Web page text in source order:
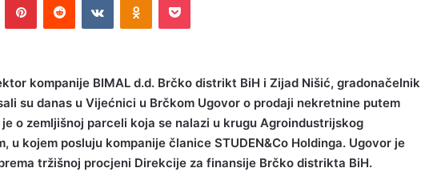
kompanije BIMAL d.d. Brčko distrikt BiH i Zijad Nišić, gradonačelnik
su danas u Vijećnici u Brčkom Ugovor o prodaji nekretnine putem
o zemljišnoj parceli koja se nalazi u krugu Agroindustrijskog
u kojem posluju kompanije članice STUDEN&Co Holdinga. Ugovor je
tržišnoj procjeni Direkcije za finansije Brčko distrikta BiH.